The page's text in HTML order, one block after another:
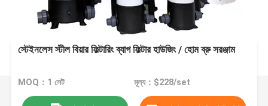
স্টেইনলেস স্টীল বিয়ার ফিল্টারিং ব্যাগ ফিল্টার হাউজিং / হোম ব্রু সরঞ্জাম
MOQ：1 সেট মূল্য：$228/set